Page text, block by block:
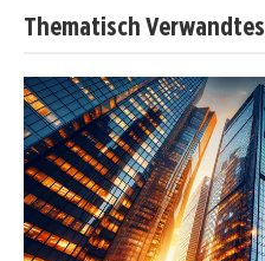
Thematisch Verwandtes